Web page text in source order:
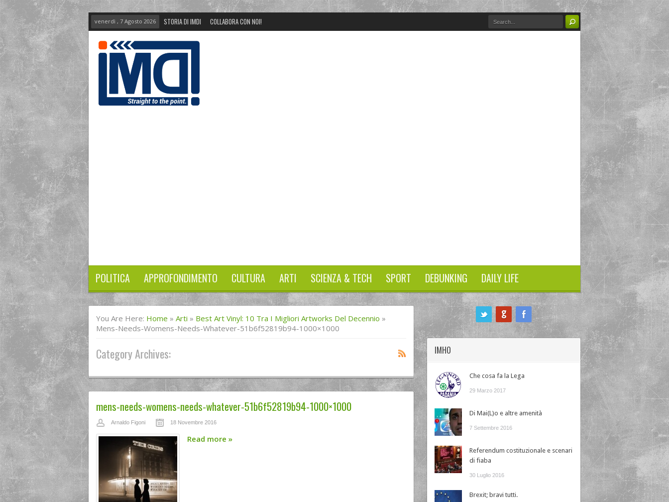
venerdì , 7 Agosto 2026 STORIA DI IMDI COLLABORA CON NOI!
POLITICA APPROFONDIMENTO CULTURA ARTI SCIENZA & TECH SPORT DEBUNKING DAILY LIFE
You Are Here: Home » Arti » Best Art Vinyl: 10 Tra I Migliori Artworks Del Decennio »
Mens-Needs-Womens-Needs-Whatever-51b6f52819b94-1000×1000
Category Archives:
mens-needs-womens-needs-whatever-51b6f52819b94-1000×1000
Arnaldo Figoni 18 Novembre 2016
Read more »
IMHO
Che cosa fa la Lega
29 Marzo 2017
Di Mai(L)o e altre amenità
7 Settembre 2016
Referendum costituzionale e scenari
di fiaba
30 Luglio 2016
Brexit; bravi tutti.